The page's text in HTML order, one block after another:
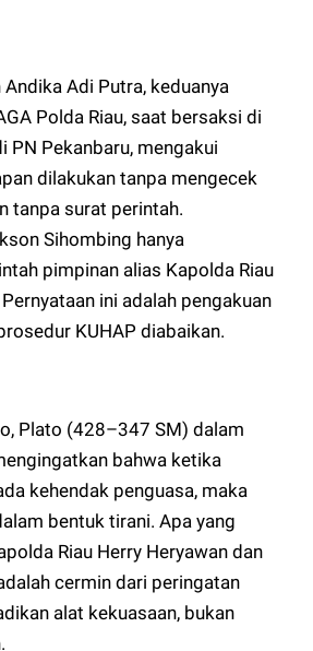
Adi Putra, keduanya
Polda Riau, saat bersaksi di
PN Pekanbaru, mengakui
dilakukan tanpa mengecek
tanpa surat perintah.
Sihombing hanya
pimpinan alias Kapolda Riau
ini adalah pengakuan
KUHAP diabaikan.
Plato (428–347 SM) dalam
bahwa ketika
kehendak penguasa, maka
bentuk tirani. Apa yang
Riau Herry Heryawan dan
cermin dari peringatan
alat kekuasaan, bukan